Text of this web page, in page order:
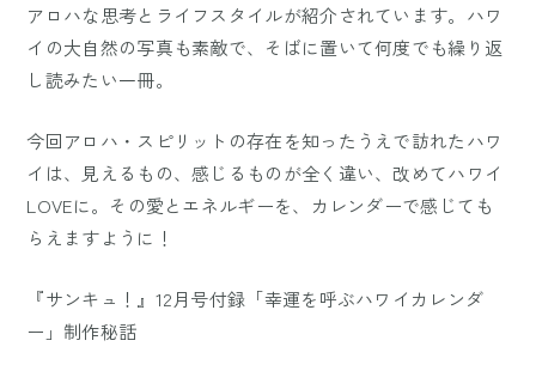
アロハな思考とライフスタイルが紹介されています。ハワ
イの大自然の写真も素敵で、そばに置いて何度でも繰り返
し読みたい一冊。
今回アロハ・スピリットの存在を知ったうえで訪れたハワ
イは、見えるもの、感じるものが全く違い、改めてハワイ
LOVEに。その愛とエネルギーを、カレンダーで感じても
らえますように！
『サンキュ！』12月号付録「幸運を呼ぶハワイカレンダ
ー」制作秘話